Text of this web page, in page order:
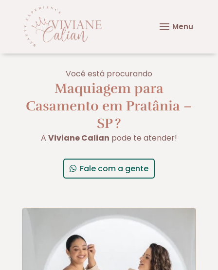
Você está procurando
Maquiagem para
Casamento em Pratânia –
SP?
A Viviane Calian pode te atender!
Fale com a gente